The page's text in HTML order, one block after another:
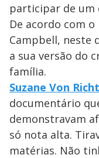
participar de um
De acordo com
Campbell, neste
a sua versão do
família.
Suzane Von
documentário
demonstravam
só nota alta.
matérias. Não